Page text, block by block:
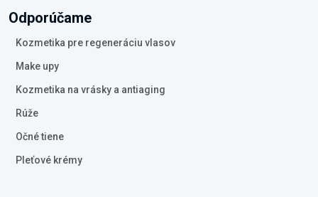
Odporúčame
Kozmetika pre regeneráciu vlasov
Make upy
Kozmetika na vrásky a antiaging
Rúže
Očné tiene
Pleťové krémy